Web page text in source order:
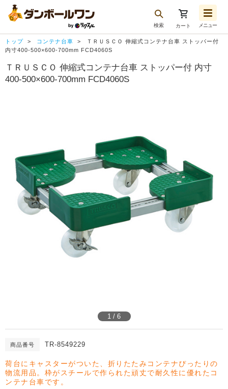
検索 カート メニュー
再注文
トップ コンテナ台車
ＴＲＵＳＣＯ 伸縮式コンテナ台車 ストッパー付
内寸400-500×600-700mm FCD4060S
ＴＲＵＳＣＯ 伸縮式コンテナ台車 ストッパー付 内寸
400-500×600-700mm FCD4060S
1 / 6
商品番号 TR-8549229
荷台にキャスターがついた、折りたたみコンテナぴったりの
物流用品。枠がスチールで作られた頑丈で耐久性に優れたコ
ンテナ台車です。